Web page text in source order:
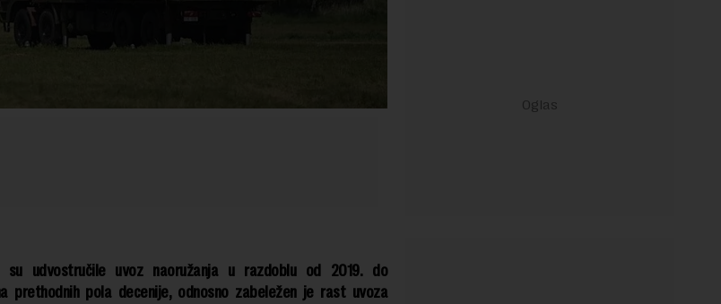
su udvostručile uvoz naoružanja u razdoblu od 2019. do
prethodnih pola decenije, odnosno zabeležen je rast uvoza